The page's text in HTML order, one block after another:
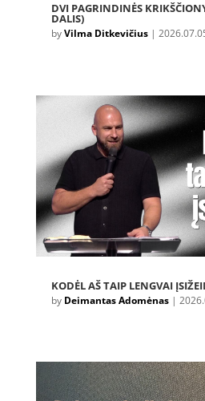
DVI PAGRINDINĖS
DALIS)
byVilma Ditkevičius|
KODĖL AŠ TAIP LENGVAI
by Deimantas Adomėnas|